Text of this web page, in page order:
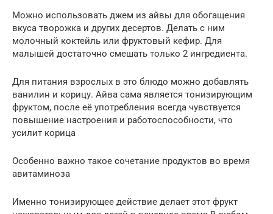
Можно использовать джем из айвы для обогащения
вкуса творожка и других десертов. Делать с ним
молочный коктейль или фруктовый кефир. Для
малышей достаточно смешать только 2 ингредиента.
Для питания взрослых в это блюдо можно добавлять
ванилин и корицу. Айва сама является тонизирующим
фруктом, после её употребления всегда чувствуется
повышение настроения и работоспособности, что
усилит корица
Особенно важно такое сочетание продуктов во время
авитаминоза
Именно тонизирующее действие делает этот фрукт